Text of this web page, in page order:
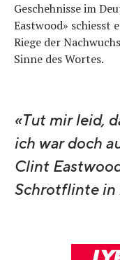
Geschehnisse im
Eastwood» schiesst
Riege der
Sinne des Wortes.
«Tut mir leid,
ich war doch
Clint
Schrotflinte in